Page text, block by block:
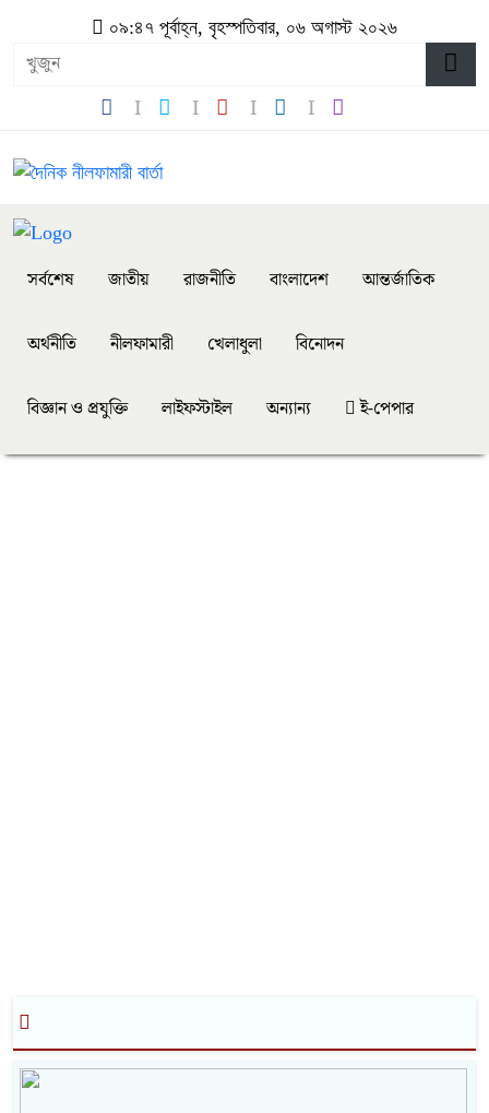
০৯:৪৭ পূর্বাহ্ন, বৃহস্পতিবার, ০৬ অগাস্ট ২০২৬
সর্বশেষ জাতীয় রাজনীতি বাংলাদেশ আন্তর্জাতিক
অর্থনীতি নীলফামারী খেলাধুলা বিনোদন
বিজ্ঞান ও প্রযুক্তি লাইফস্টাইল অন্যান্য ই-পেপার